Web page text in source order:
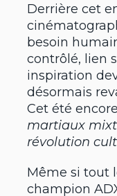
Derrière cet
besoin
contrôlé, lien
inspiration
désormais
Cet été
martiaux
révolution
Même si tout
champion